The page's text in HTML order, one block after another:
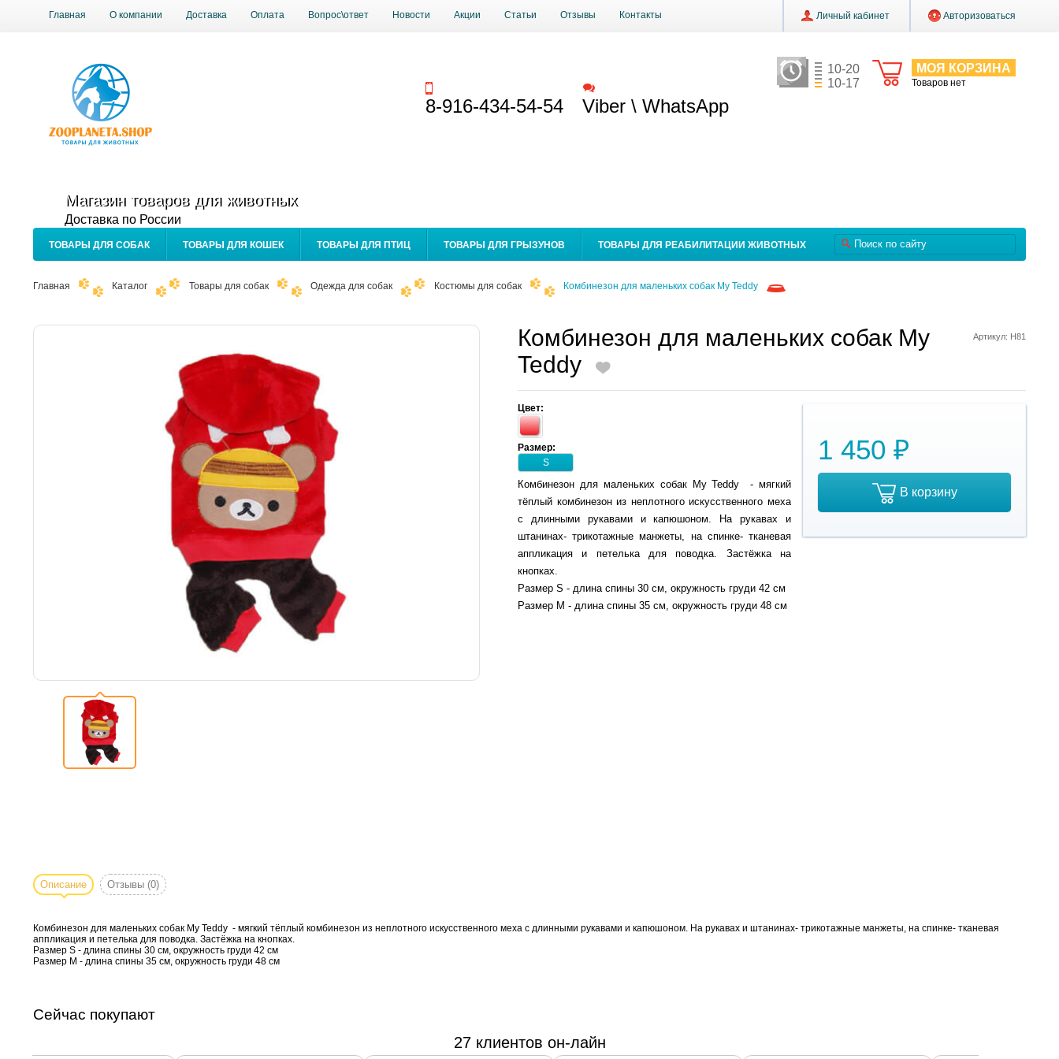
Главная О компании Доставка Оплата Вопрос\ответ Новости Акции Статьи Отзывы Контакты Личный кабинет Авторизоваться
МОЯ КОРЗИНА
Товаров нет
10-20
10-17
Магазин товаров для животных
Доставка по России
8-916-434-54-54 Viber \ WhatsApp
ТОВАРЫ ДЛЯ СОБАК ТОВАРЫ ДЛЯ КОШЕК ТОВАРЫ ДЛЯ ПТИЦ ТОВАРЫ ДЛЯ ГРЫЗУНОВ ТОВАРЫ ДЛЯ РЕАБИЛИТАЦИИ ЖИВОТНЫХ
Главная Каталог Товары для собак Одежда для собак Костюмы для собак Комбинезон для маленьких собак My Teddy
Артикул: Н81
Комбинезон для маленьких собак My
Teddy
Цвет:
Размер:
S
1 450 ₽
В корзину
Комбинезон для маленьких собак My Teddy - мягкий
тёплый комбинезон из неплотного искусственного меха
с длинными рукавами и капюшоном. На рукавах и
штанинах- трикотажные манжеты, на спинке- тканевая
аппликация и петелька для поводка. Застёжка на
кнопках.
Размер S - длина спины 30 см, окружность груди 42 см
Размер М - длина спины 35 см, окружность груди 48 см
Описание Отзывы (0)
Комбинезон для маленьких собак My Teddy - мягкий тёплый комбинезон из неплотного искусственного меха с длинными рукавами и капюшоном. На рукавах и штанинах- трикотажные манжеты, на спинке- тканевая
аппликация и петелька для поводка. Застёжка на кнопках.
Размер S - длина спины 30 см, окружность груди 42 см
Размер М - длина спины 35 см, окружность груди 48 см
Сейчас покупают
27 клиентов он-лайн